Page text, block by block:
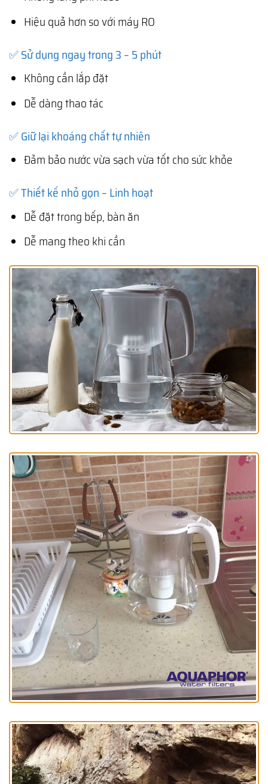
Hiệu quả hơn so với máy RO
✅ Sử dụng ngay trong 3 – 5 phút
Không cần lắp đặt
Dễ dàng thao tác
✅ Giữ lại khoáng chất tự nhiên
Đảm bảo nước vừa sạch vừa tốt cho sức khỏe
✅ Thiết kế nhỏ gọn – Linh hoạt
Dễ đặt trong bếp, bàn ăn
Dễ mang theo khi cần